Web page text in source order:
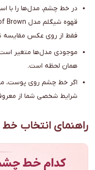
در خط چشم، مدل‌ها را با
فقط از روی عکس مقایسه
موجودی مدل‌ها متغیر
همان لحظه است.
اگر خط چشم روی پوست،
شرایط شخصی شما از
راهنمای انتخاب